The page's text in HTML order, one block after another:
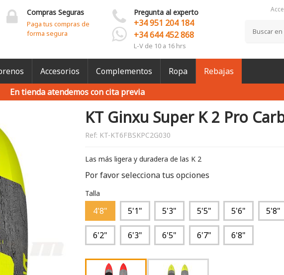
Compras Seguras
Paga tus compras de
forma segura
Pregunta al experto
+34 951 204 184
+34 644 452 868
L-V de 10 a 16 hrs
Accesorios Complementos Ropa Rebajas
En tienda atendemos con cita previa
KT Ginxu Super K 2 Pro
Ref: KT-KT6FBSKPC2G030
Las más ligera y duradera de las K 2
Por favor selecciona tus opciones
Talla
4'8" 5'1" 5'3" 5'5" 5'6" 5'8"
6'2" 6'3" 6'5" 6'7" 6'8"